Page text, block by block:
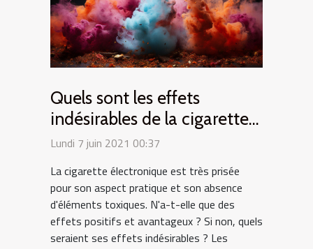
Quels sont les effets
indésirables de la cigarette
électronique ?
Lundi 7 juin 2021 00:37
La cigarette électronique est très prisée
pour son aspect pratique et son absence
d'éléments toxiques. N'a-t-elle que des
effets positifs et avantageux ? Si non, quels
seraient ses effets indésirables ? Les